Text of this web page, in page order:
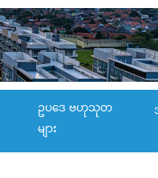
ဥပဒေ ဗဟုသုတ
များ